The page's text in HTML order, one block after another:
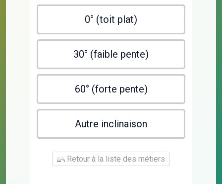
0° (toit plat)
30° (faible pente)
60° (forte pente)
Autre inclinaison
Retour à la liste des métiers